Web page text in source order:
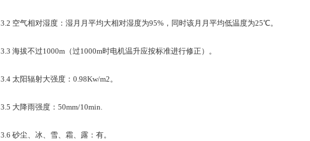
3.2 空气相对湿度：湿月月平均大相对湿度为95%，同时该月月平均低温度为25℃。
3.3 海拔不过1000m（过1000m时电机温升应按标准进行修正）。
3.4 太阳辐射大强度：0.98Kw/m2。
3.5 大降雨强度：50mm/10min.
3.6 砂尘、冰、雪、霜、露：有。